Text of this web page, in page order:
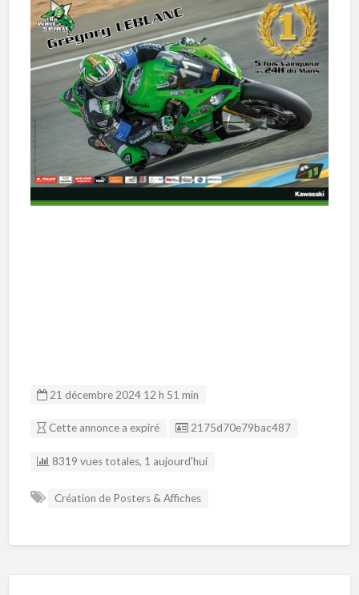
21 décembre 2024 12 h 51 min
Cette annonce a expiré Listing ID
2175d70e79bac487
8319 vues totales, 1 aujourd'hui
Création de Posters & Affiches